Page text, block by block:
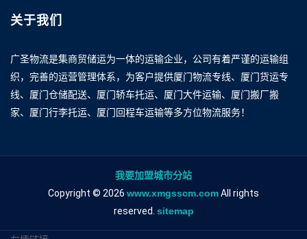
关于我们
广圣物流是集商贸储运为一体的运输企业，公司有着严谨的运输组
织，完善的运营管理体系，为客户提供厦门物流专线、厦门货运专
线、厦门仓储配送、厦门轿车托运、厦门大件运输、厦门搬厂搬
家、厦门行李托运、厦门回程车运输等多方位物流服务！
我要加盟城市分站
Copyright © 2026 www.xmgsscm.comAll rights
reserved. sitemap